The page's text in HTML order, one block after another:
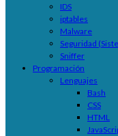
IDS
iptables
Malware
Seguridad
Sniffer
Programación
Lenguajes
Bash
CSS
HTML